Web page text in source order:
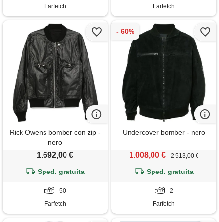
Farfetch
Farfetch
Rick Owens bomber con zip -
nero
1.692,00 €
Sped. gratuita
50
Farfetch
Undercover bomber - nero
1.008,00 € 2.513,00 €
Sped. gratuita
2
Farfetch